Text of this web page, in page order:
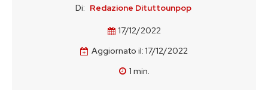
Di: Redazione Dituttounpop
17/12/2022
Aggiornato il: 17/12/2022
1 min.